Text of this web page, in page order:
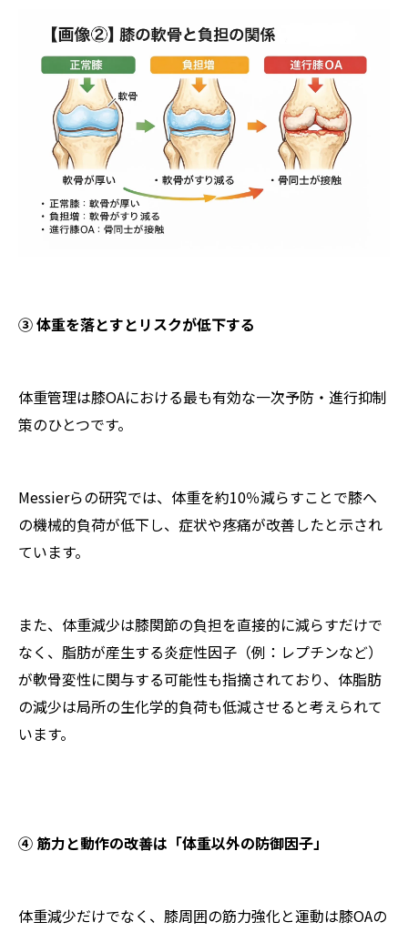
③ 体重を落とすとリスクが低下する
体重管理は膝OAにおける最も有効な一次予防・進行抑制
策のひとつです。
Messierらの研究では、体重を約10％減らすことで膝へ
の機械的負荷が低下し、症状や疼痛が改善したと示され
ています。
また、体重減少は膝関節の負担を直接的に減らすだけで
なく、脂肪が産生する炎症性因子（例：レプチンなど）
が軟骨変性に関与する可能性も指摘されており、体脂肪
の減少は局所の生化学的負荷も低減させると考えられて
います。
④ 筋力と動作の改善は「体重以外の防御因子」
体重減少だけでなく、膝周囲の筋力強化と運動は膝OAの